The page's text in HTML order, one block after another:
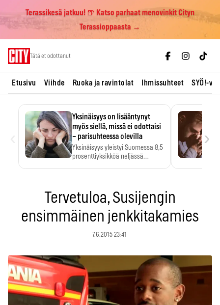
Terassikesä jatkuu! 🍺 Katso parhaat menovinkit Cityn
Terassioppaasta →
Tätä et odottanut
Etusivu Viihde Ruoka ja ravintolat Ihmissuhteet SYÖ!-
Yksinäisyys on lisääntynyt
myös siellä, missä ei odottaisi
– parisuhteessa olevilla
Yksinäisyys yleistyi Suomessa 8,5
prosenttiyksikköä neljässä
›
Tervetuloa, Susijengin
ensimmäinen jenkkitakamies
7.6.2015 23:41